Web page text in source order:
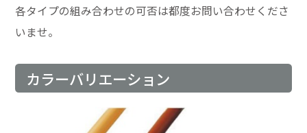
各タイプの組み合わせの可否は都度お問い合わせくださ
いませ。
カラーバリエーション